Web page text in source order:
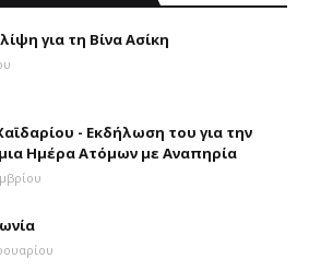
για τη Βίνα Ασίκη
- Εκδήλωση του για την
Ημέρα Ατόμων με Αναπηρία